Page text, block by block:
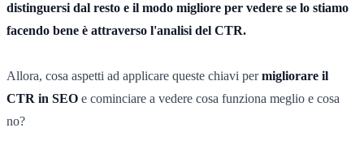
distinguersi dal resto e il modo migliore per vedere se lo stiamo
facendo bene è attraverso l'analisi del CTR.
Allora, cosa aspetti ad applicare queste chiavi permigliorare il
CTR in SEO e cominciare a vedere cosa funziona meglio e cosa
no?